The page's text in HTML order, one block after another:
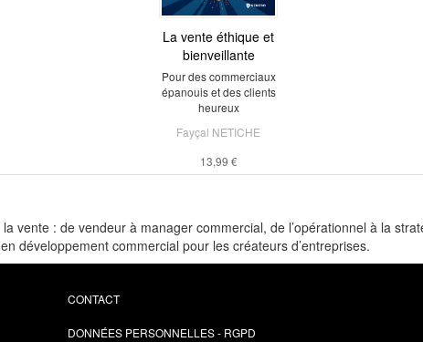
La vente éthique et
bienveillante
Pour des commerciaux
épanouis et des clients
heureux
Fayçal NETICHE
13,99 €
vente : de vendeur à manager commercial, de l’opérationnel à la
développement commercial pour les créateurs d’entreprises.
CONTACT
DONNÉES PERSONNELLES - RGPD